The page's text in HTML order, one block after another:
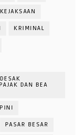
KEJAKSAAN
KRIMINAL
DAN BEA
PASAR BESAR